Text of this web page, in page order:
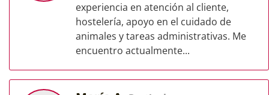
experiencia en atención al cliente,
hostelería, apoyo en el cuidado de
animales y tareas administrativas. Me
encuentro actualmente...